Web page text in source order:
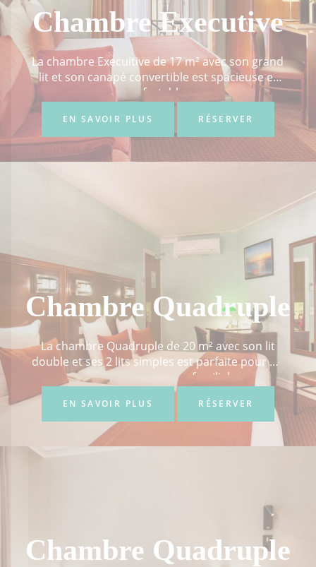
Chambre Executive
La chambre Execuitive de 17 m² avec son grand
lit et son canapé convertible est spacieuse et
confortable...
EN SAVOIR PLUS RÉSERVER
Chambre Quadruple
La chambre Quadruple de 20 m² avec son lit
double et ses 2 lits simples est parfaite pour un
voyage en groupe ou familial...
EN SAVOIR PLUS RÉSERVER
Chambre Quadruple